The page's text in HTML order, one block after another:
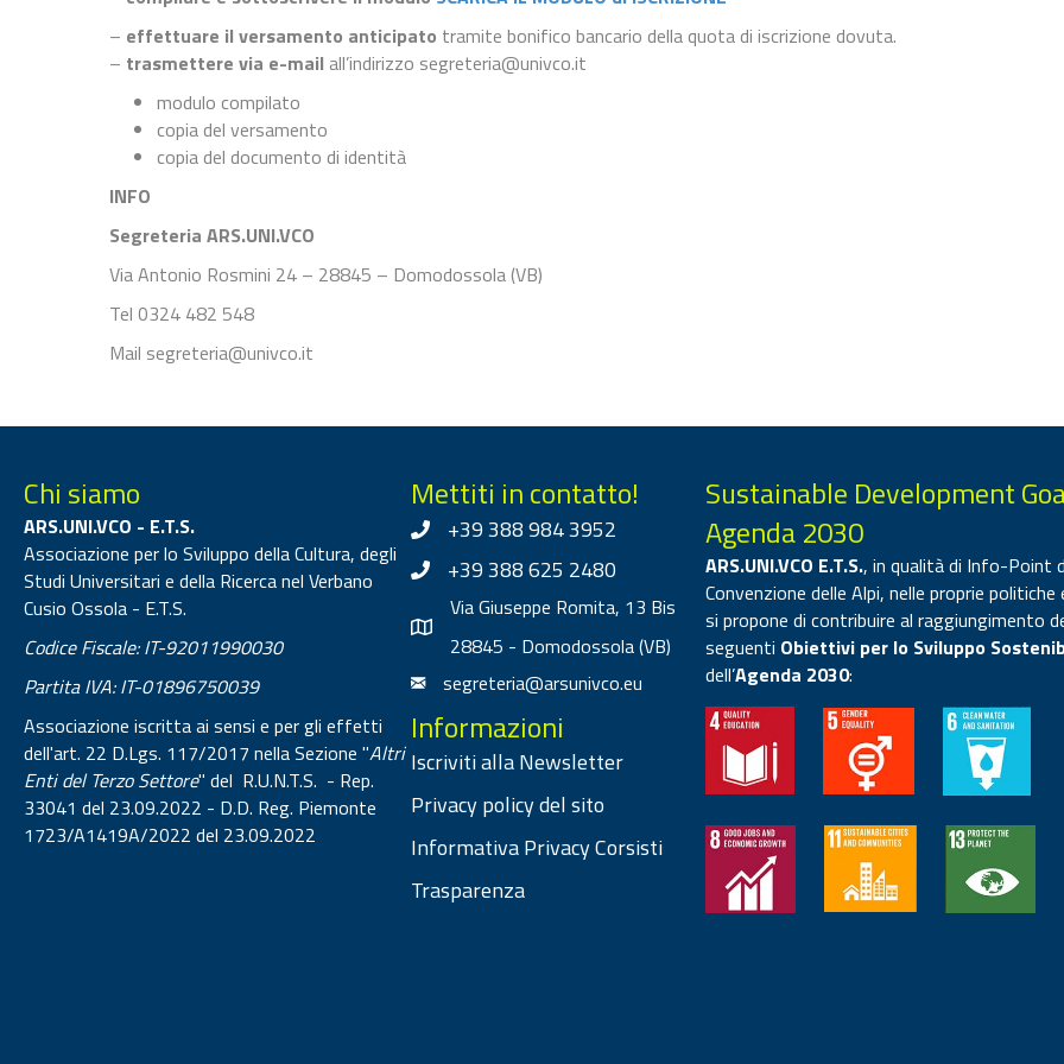
– effettuare il versamento anticipato tramite bonifico bancario della quota di iscrizione dovuta.
– trasmettere via e-mail all’indirizzo segreteria@univco.it
modulo compilato
copia del versamento
copia del documento di identità
INFO
Segreteria ARS.UNI.VCO
Via Antonio Rosmini 24 – 28845 – Domodossola (VB)
Tel 0324 482 548
Mail segreteria@univco.it
Chi siamo
ARS.UNI.VCO - E.T.S.
Associazione per lo Sviluppo della Cultura, degli
Studi Universitari e della Ricerca nel Verbano
Cusio Ossola - E.T.S.
Codice Fiscale: IT-92011990030
Partita IVA: IT-01896750039
Associazione iscritta ai sensi e per gli effetti
dell'art. 22 D.Lgs. 117/2017 nella Sezione "Altri
Enti del Terzo Settore" del R.U.N.T.S. - Rep.
33041 del 23.09.2022 - D.D. Reg. Piemonte
1723/A1419A/2022 del 23.09.2022
Mettiti in contatto!
+39 388 984 3952
+39 388 625 2480
Via Giuseppe Romita, 13 Bis
28845 - Domodossola (VB)
segreteria@arsunivco.eu
Informazioni
Iscriviti alla Newsletter
Privacy policy del sito
Informativa Privacy Corsisti
Trasparenza
Sustainable Development
Agenda 2030
ARS.UNI.VCO E.T.S., in qualità di Info-Point
Convenzione delle Alpi, nelle proprie
si propone di contribuire al raggiungimento
seguenti Obiettivi per lo Sviluppo
dell’Agenda 2030: